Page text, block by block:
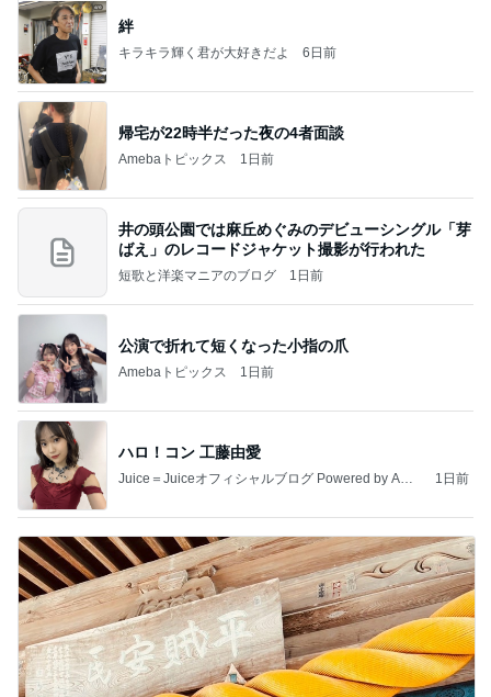
絆
キラキラ輝く君が大好きだよ 6日前
帰宅が22時半だった夜の4者面談
Amebaトピックス 1日前
井の頭公園では麻丘めぐみのデビューシングル「芽
ばえ」のレコードジャケット撮影が行われた
短歌と洋楽マニアのブログ 1日前
公演で折れて短くなった小指の爪
Amebaトピックス 1日前
ハロ！コン 工藤由愛
Juice＝Juiceオフィシャルブログ Powered by Ame
1日前